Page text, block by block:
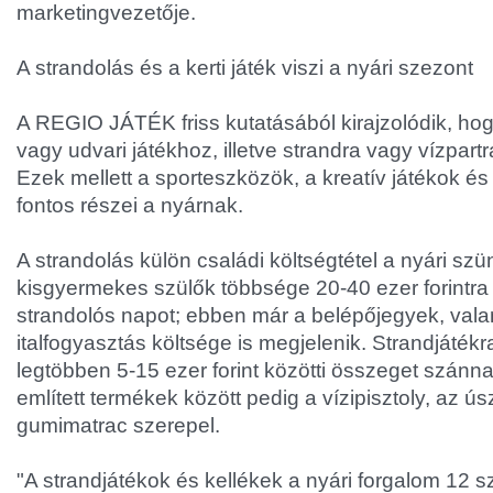
marketingvezetője.
A strandolás és a kerti játék viszi a nyári szezont
A REGIO JÁTÉK friss kutatásából kirajzolódik,
vagy udvari játékhoz, illetve strandra vagy
Ezek mellett a sporteszközök, a kreatív játékok
fontos részei a nyárnak.
A strandolás külön családi költségtétel a nyári
kisgyermekes szülők többsége 20-40 ezer
strandolós napot; ebben már a belépőjegyek,
italfogyasztás költsége is megjelenik.
legtöbben 5-15 ezer forint közötti összeget
említett termékek között pedig a vízipisztoly, az
gumimatrac szerepel.
"A strandjátékok és kellékek a nyári forgalom 12